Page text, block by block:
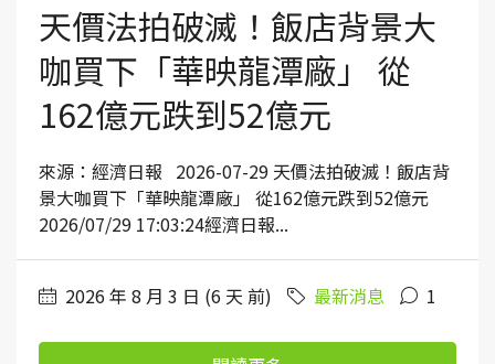
天價法拍破滅！飯店背景大
咖買下「華映龍潭廠」 從
162億元跌到52億元
來源：經濟日報 2026-07-29 天價法拍破滅！飯店背
景大咖買下「華映龍潭廠」 從162億元跌到52億元
2026/07/29 17:03:24經濟日報...
2026 年 8 月 3 日 (6 天 前) 最新消息 1